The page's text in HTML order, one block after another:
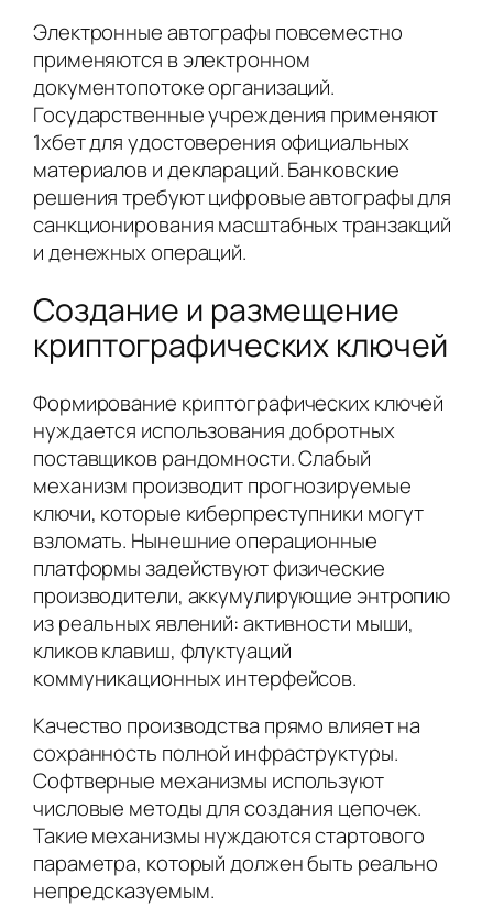
Электронные автографы повсеместно
применяются в электронном
документопотоке организаций.
Государственные учреждения применяют
1хбет для удостоверения официальных
материалов и деклараций. Банковские
решения требуют цифровые автографы для
санкционирования масштабных транзакций
и денежных операций.
Создание и размещение
криптографических ключей
Формирование криптографических ключей
нуждается использования добротных
поставщиков рандомности. Слабый
механизм производит прогнозируемые
ключи, которые киберпреступники могут
взломать. Нынешние операционные
платформы задействуют физические
производители, аккумулирующие энтропию
из реальных явлений: активности мыши,
кликов клавиш, флуктуаций
коммуникационных интерфейсов.
Качество производства прямо влияет на
сохранность полной инфраструктуры.
Софтверные механизмы используют
числовые методы для создания цепочек.
Такие механизмы нуждаются стартового
параметра, который должен быть реально
непредсказуемым.